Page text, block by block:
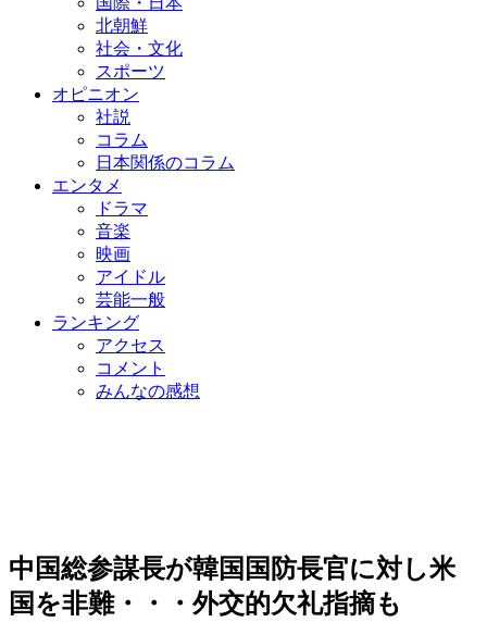
北朝鮮
社会・文化
スポーツ
オピニオン
社説
コラム
日本関係のコラム
エンタメ
ドラマ
音楽
映画
アイドル
芸能一般
ランキング
アクセス
コメント
みんなの感想
中国総参謀長が韓国国防長官に対し米
国を非難・・・外交的欠礼指摘も